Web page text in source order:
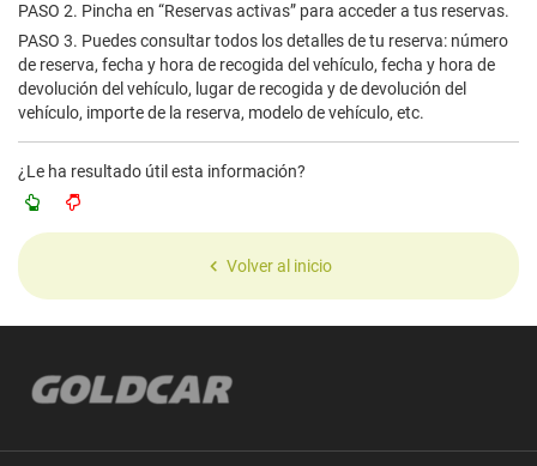
PASO 2. Pincha en “Reservas activas” para acceder a tus reservas.
PASO 3. Puedes consultar todos los detalles de tu reserva: número
de reserva, fecha y hora de recogida del vehículo, fecha y hora de
devolución del vehículo, lugar de recogida y de devolución del
vehículo, importe de la reserva, modelo de vehículo, etc.
¿Le ha resultado útil esta información?
Volver al inicio